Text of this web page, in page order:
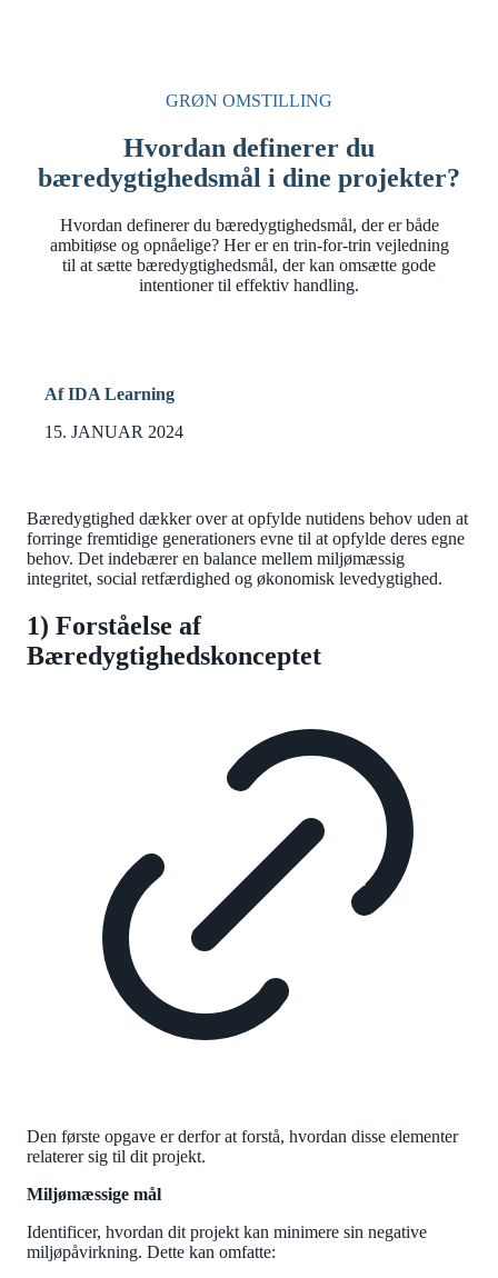
GRØN OMSTILLING
Hvordan definerer du
bæredygtighedsmål i dine projekter?
Hvordan definerer du bæredygtighedsmål, der er både
ambitiøse og opnåelige? Her er en trin-for-trin vejledning
til at sætte bæredygtighedsmål, der kan omsætte gode
intentioner til effektiv handling.
Af IDA Learning
15. JANUAR 2024
Bæredygtighed dækker over at opfylde nutidens behov uden at
forringe fremtidige generationers evne til at opfylde deres egne
behov. Det indebærer en balance mellem miljømæssig
integritet, social retfærdighed og økonomisk levedygtighed.
1) Forståelse af
Bæredygtighedskonceptet
Den første opgave er derfor at forstå, hvordan disse elementer
relaterer sig til dit projekt.
Miljømæssige mål
Identificer, hvordan dit projekt kan minimere sin negative
miljøpåvirkning. Dette kan omfatte: